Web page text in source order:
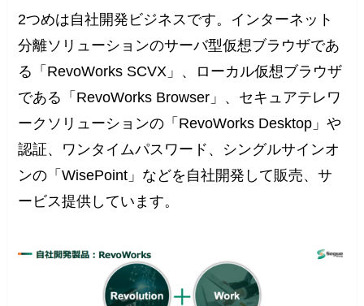
2つめは自社開発ビジネスです。インターネット
分離ソリューションのサーバ型仮想ブラウザであ
る「RevoWorks SCVX」、ローカル仮想ブラウザ
である「RevoWorks Browser」、セキュアテレワ
ークソリューションの「RevoWorks Desktop」や
認証、ワンタイムパスワード、シングルサインオ
ンの「WisePoint」などを自社開発して販売、サ
ービス提供しています。